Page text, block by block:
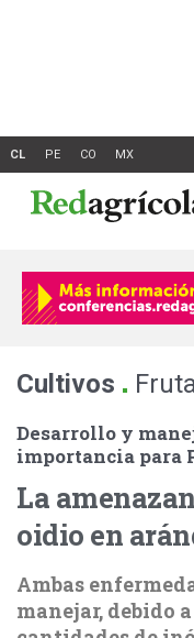
Cultivos .
Desarrollo y
importancia para
La
oidio en
Ambas
manejar, debido